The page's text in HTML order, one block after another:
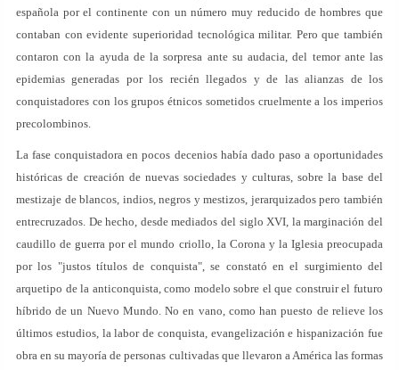
española por el continente con un número muy reducido de hombres que
contaban con evidente superioridad tecnológica militar. Pero que también
contaron con la ayuda de la sorpresa ante su audacia, del temor ante las
epidemias generadas por los recién llegados y de las alianzas de los
conquistadores con los grupos étnicos sometidos cruelmente a los imperios
precolombinos.
La fase conquistadora en pocos decenios había dado paso a oportunidades
históricas de creación de nuevas sociedades y culturas, sobre la base del
mestizaje de blancos, indios, negros y mestizos, jerarquizados pero también
entrecruzados. De hecho, desde mediados del siglo XVI, la marginación del
caudillo de guerra por el mundo criollo, la Corona y la Iglesia preocupada
por los "justos títulos de conquista", se constató en el surgimiento del
arquetipo de la anticonquista, como modelo sobre el que construir el futuro
híbrido de un Nuevo Mundo. No en vano, como han puesto de relieve los
últimos estudios, la labor de conquista, evangelización e hispanización fue
obra en su mayoría de personas cultivadas que llevaron a América las formas